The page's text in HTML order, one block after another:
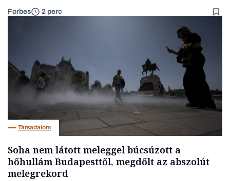
Forbes 2 perc
Társadalom
Soha nem látott meleggel búcsúzott a
hőhullám Budapesttől, megdőlt az abszolút
melegrekord